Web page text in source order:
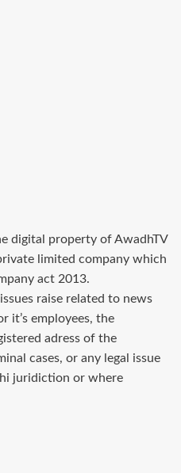
digital property of AwadhTV
limited company which
act 2013.
raise related to news
it’s employees, the
adress of the
cases, or any legal issue
juridiction or where